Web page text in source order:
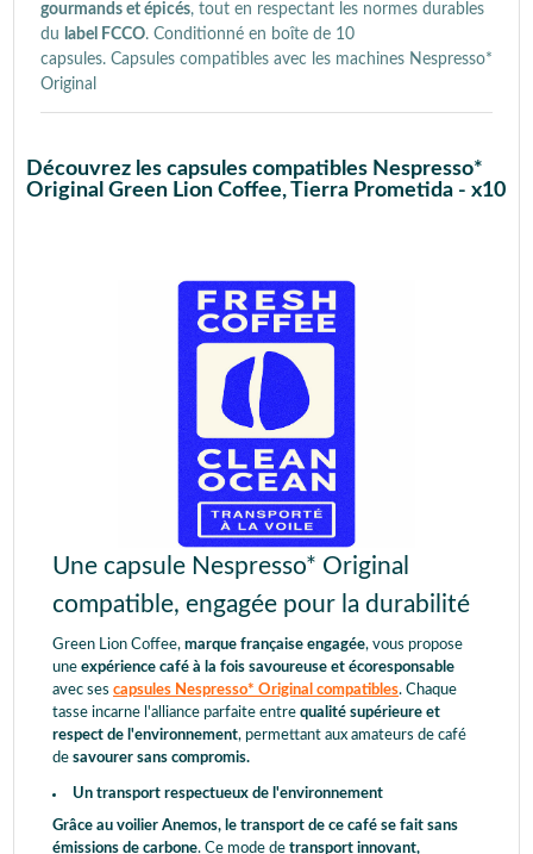
gourmands et épicés, tout en respectant les normes durables
du label FCCO. Conditionné en boîte de 10
capsules. Capsules compatibles avec les machines Nespresso*
Original
Découvrez les capsules compatibles Nespresso*
Original Green Lion Coffee, Tierra Prometida - x10
Une capsule Nespresso* Original
compatible, engagée pour la durabilité
Green Lion Coffee, marque française engagée, vous propose
une expérience café à la fois savoureuse et écoresponsable
avec ses capsules Nespresso* Original compatibles. Chaque
tasse incarne l'alliance parfaite entre qualité supérieure et
respect de l'environnement, permettant aux amateurs de café
de savourer sans compromis.
Un transport respectueux de l'environnement
Grâce au voilier Anemos, le transport de ce café se fait sans
émissions de carbone. Ce mode de transport innovant,